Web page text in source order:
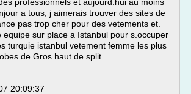
a tous, j aimerais trouver des sites de
pas trop cher pour des vetements et.
equipe sur place a Istanbul pour s.occuper
turquie istanbul vetement femme les plus
de Gros haut de split...
20:09:37